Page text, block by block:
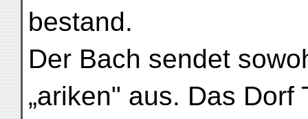
bestand.
Der Bach sendet
„ariken" aus. Das Dorf